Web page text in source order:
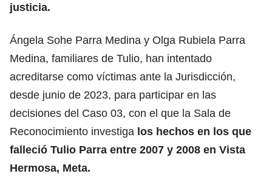
justicia.
Ángela Sohe Parra Medina y Olga Rubiela Parra
Medina, familiares de Tulio, han intentado
acreditarse como víctimas ante la Jurisdicción,
desde junio de 2023, para participar en las
decisiones del Caso 03, con el que la Sala de
Reconocimiento investiga los hechos en los que
falleció Tulio Parra entre 2007 y 2008 en Vista
Hermosa, Meta.